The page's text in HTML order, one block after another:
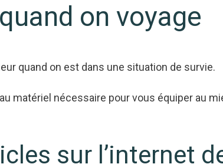
quand on voyage
quand on est dans une situation de survie.
matériel nécessaire pour vous équiper au
sur l’internet